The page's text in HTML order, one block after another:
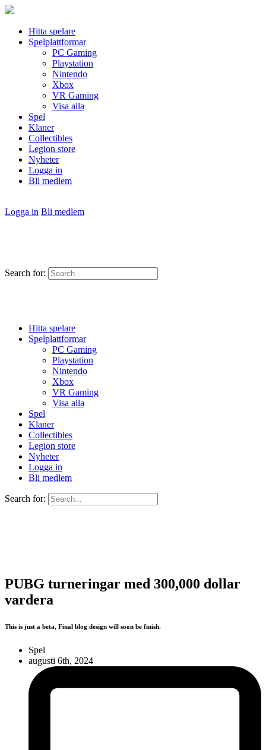
Hitta spelare
Spelplattformar
PC Gaming
Playstation
Nintendo
Xbox
VR Gaming
Visa alla
Spel
Klaner
Collectibles
Legion store
Nyheter
Logga in
Bli medlem
Logga in Bli medlem
Search for:
Hitta spelare
Spelplattformar
PC Gaming
Playstation
Nintendo
Xbox
VR Gaming
Visa alla
Spel
Klaner
Collectibles
Legion store
Nyheter
Logga in
Bli medlem
Search for:
PUBG turneringar med 300,000 dollar
vardera
This is just a beta, Final blog design will soon be finish.
Spel
augusti 6th, 2024